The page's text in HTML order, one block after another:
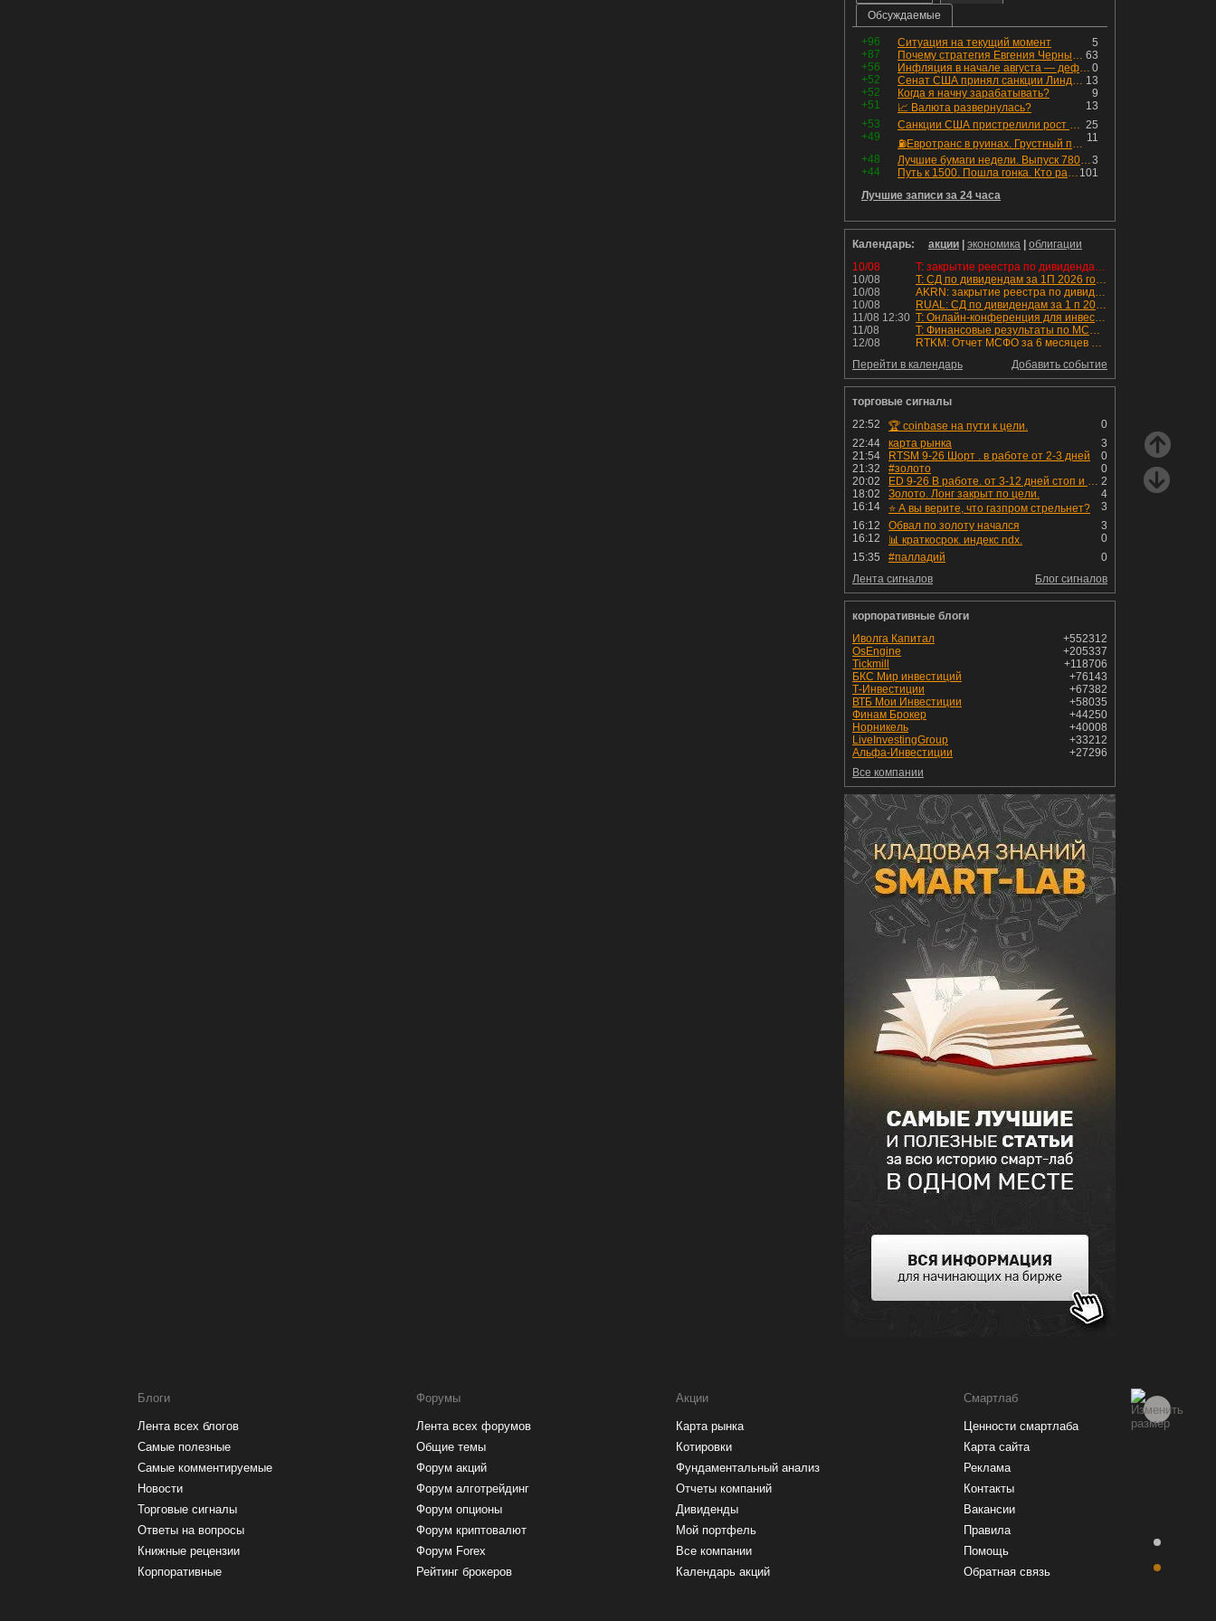
Обсуждаемые
+96 5
Ситуация на текущий момент
+87
63
Почему стратегия Евгения Черных приведет вас к убыткам в 2026 году
+56
0
Инфляция в начале августа — дефляция из-за топлива и плодоовощной корзины, но услуги продолжают дорожать, а рубль начал ослабевать.
+52
13
Сенат США принял санкции Линдси Грэма против России
+52
9
Когда я начну зарабатывать?
+51
13
📈 Валюта развернулась?
+53
25
Санкции США пристрелили рост акций в России
+49
11
⛽️Евротранс в руинах. Грустный пост😶😞 Что изменилось в облигациях?
+48
3
Лучшие бумаги недели. Выпуск 780 – обновления для пятницы
+44
101
Путь к 1500. Пошла гонка. Кто раньше продаст.
Лучшие записи за 24 часа
Календарь: акции экономика
облигации
10/08
T: закрытие реестра по дивидендам 4.6 руб
10/08
T: СД по дивидендам за 1П 2026 года.
10/08
AKRN: закрытие реестра по дивидендам 235 руб
10/08
RUAL: СД по дивидендам за 1 п 2026 года.
11/08 12:30
T: Онлайн-конференция для инвесторов и аналитиков
11/08
T: Финансовые результаты по МСФО за 2к 2026 года
12/08
RTKM: Отчет МСФО за 6 месяцев 2026 года
Добавить событие
Перейти в календарь
торговые сигналы
22:52
0
🏆 coinbase на пути к цели.
22:44
3
карта рынка
21:54
0
RTSM 9-26 Шорт . в работе от 2-3 дней
21:32
0
#золото
20:02
2
ED 9-26 В работе. от 3-12 дней стоп и профит установлен
18:02
4
Золото. Лонг закрыт по цели.
16:14
3
⭐️ А вы верите, что газпром стрельнет?
16:12
3
Обвал по золоту начался
16:12
0
📊 краткосрок. индекс ndx.
15:35
0
#палладий
Блог сигналов
Лента сигналов
корпоративные блоги
+552312
Иволга Капитал
+205337
OsEngine
+118706
Tickmill
+76143
БКС Мир инвестиций
+67382
Т-Инвестиции
+58035
ВТБ Мои Инвестиции
+44250
Финам Брокер
+40008
Норникель
+33212
LiveInvestingGroup
+27296
Альфа-Инвестиции
Все компании
Купить акции
Блоги
Лента всех блогов
Самые полезные
Самые комментируемые
Новости
Торговые сигналы
Ответы на вопросы
Книжные рецензии
Корпоративные
Форумы
Лента всех форумов
Общие темы
Форум акций
Форум алготрейдинг
Форум опционы
Форум криптовалют
Форум Forex
Рейтинг брокеров
Акции
Карта рынка
Котировки
Фундаментальный анализ
Отчеты компаний
Дивиденды
Мой портфель
Все компании
Календарь акций
Смартлаб
Ценности смартлаба
Карта сайта
Реклама
Контакты
Вакансии
Правила
Помощь
Обратная связь